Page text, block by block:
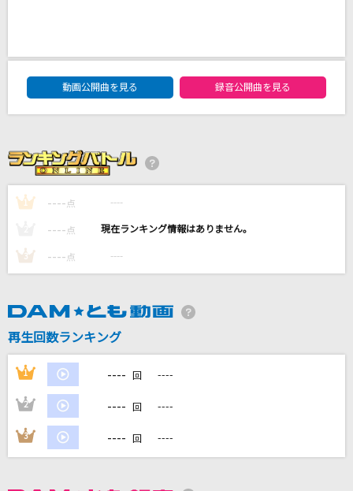
Kawasaki Drift
ケダモノのフレンズ
にしな
楽園PROJECT
DAMの新曲・ランキングなど
カラオケ最新情報をチェック！
DAMに会員登録・ログインして
DAM★ともボーカルエントリーランキング
動画公開曲を見る
録音公開曲を見る
1 ---- 点 ----
---- 点 ----
3 ---- 点 ----
再生回数ランキング
1 ---- 回 ----
2 ---- 回 ----
3 ---- 回 ----